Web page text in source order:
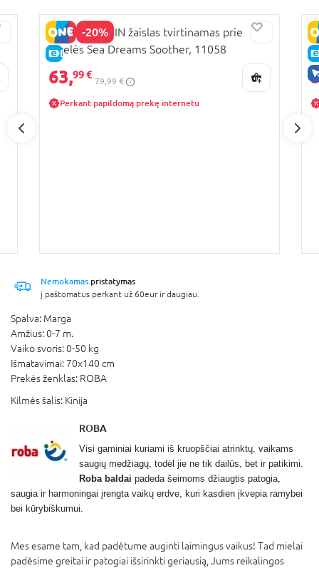
-20%
E-KAINA
BABY EINSTEIN žaislas tvirtinamas prie
lovelės Sea Dreams Soother, 11058
63,99 €
79,99 €
Perkant papildomą prekę internetu
Nemokamas pristatymas
į paštomatus perkant už 60eur ir daugiau.
Spalva: Marga
Amžius:0-7 m.
Vaiko svoris:0-50 kg
Išmatavimai: 70x140 cm
Prekės ženklas: ROBA
Kilmės šalis: Kinija
ROBA
Visi gaminiai kuriami iš kruopščiai atrinktų, vaikams
saugių medžiagų, todėl jie ne tik dailūs, bet ir patikimi.
Roba baldai padeda šeimoms džiaugtis patogia,
saugia ir harmoningai įrengta vaikų erdve, kuri kasdien įkvepia ramybei
bei kūrybiškumui.
Mes esame tam, kad padėtume auginti laimingus vaikus! Tad mielai
padėsime greitai ir patogiai išsirinkti geriausią, Jums reikalingos